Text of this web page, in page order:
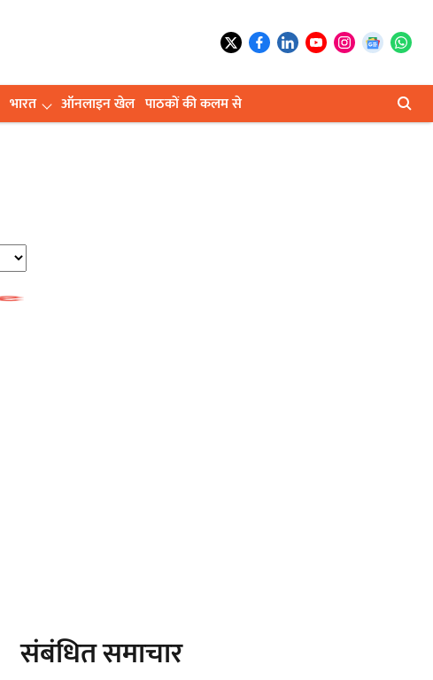
भारत ऑनलाइन खेल पाठकों की कलम से
संबंधित समाचार